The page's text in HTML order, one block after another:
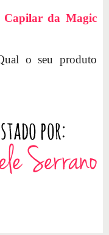
Capilar da Magic
o seu produto